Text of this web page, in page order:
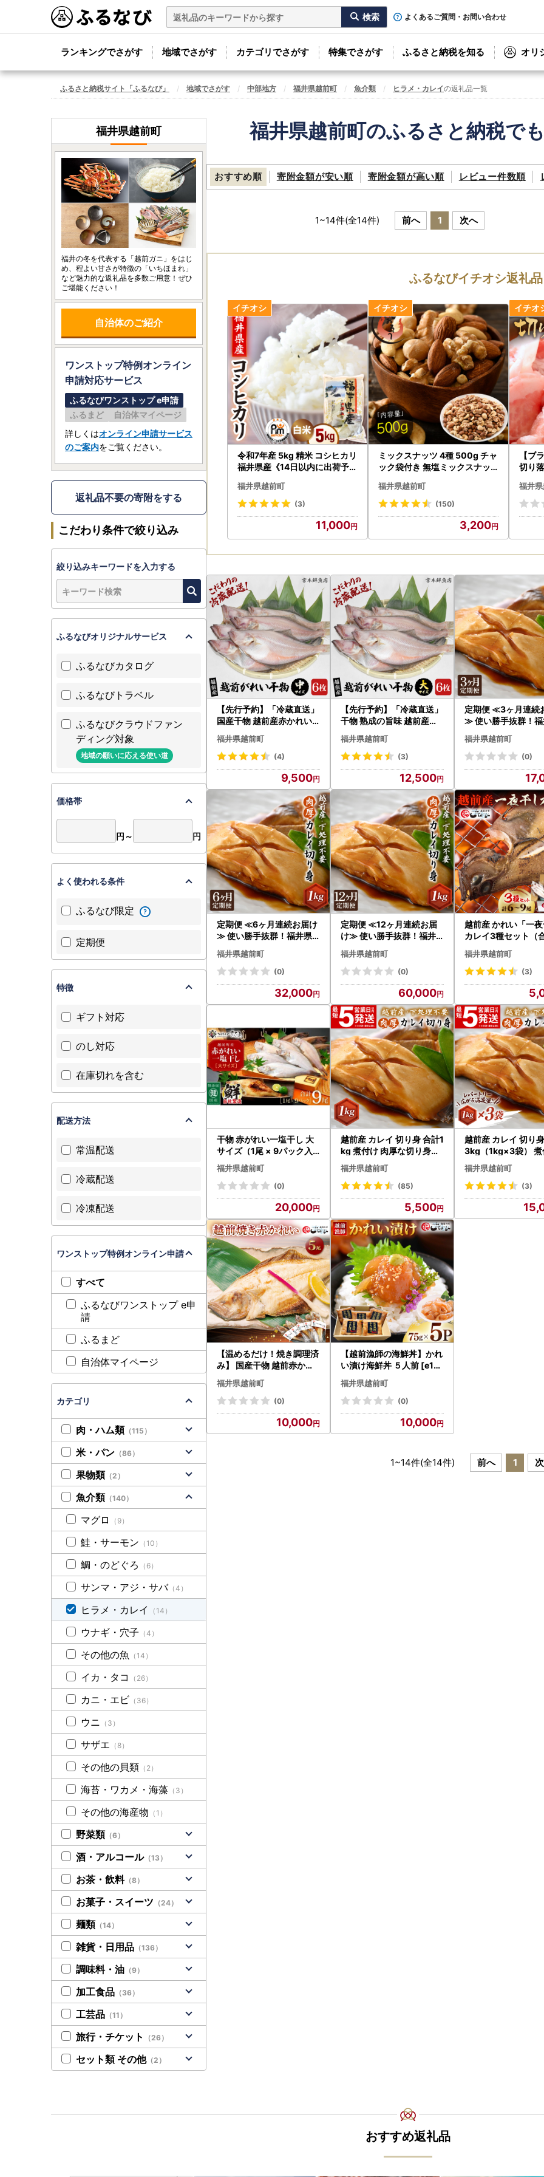
よくあるご質問・お問い合わせ
ランキングでさがす 地域でさがす カテゴリでさがす 特集でさがす ふるさと納税を知る オリ
ふるさと納税サイト「ふるなび」 地域でさがす 中部地方 福井県越前町 魚介類 ヒラメ・カレイの返礼品一覧
福井県越前町のふるさと納税で
おすすめ順 寄附金額が安い順 寄附金額が高い順 レビュー件数順
1~14件(全14件) 前へ 1 次へ
ふるなびイチオシ返礼品
令和7年産 5kg 精米 コシヒカリ
福井県産《14日以内に出荷予定
福井県越前町
(3)
11,000
ミックスナッツ 4種 500g チャ
ック袋付き 無塩ミックスナッ
福井県越前町
(150)
3,200
【ブ
切り
福井
【先行予約】「冷蔵直送」
国産干物 越前産赤かれい (
中）6枚 熟成の旨味【202
6年9月以降順次発送】 [e4
3-a005]
福井県越前町
(4)
9,500
【先行予約】「冷蔵直送」
干物 熟成の旨味 越前産赤
かれい (大）6枚【2026年
9月以降順次発送】 魚 [e4
3-a004]
福井県越前町
(3)
12,500
定期便 ≪3ヶ月連続
≫ 使い勝手抜群！
網元漁師が厳選 肉
前産カレイの切り身
）1kg × 3回 計3kg
り 焼き魚 煮付け バ
便利 [e15-a034]
福井県越前町
(0)
定期便 ≪6ヶ月連続お届け
≫ 使い勝手抜群！福井県
網元漁師が厳選 肉厚な越
前産カレイの切り身（無塩
）1kg × 6回 計6kg 【 たっ
ぷり 焼き魚 煮付け バラ凍
結便利 】 [e15-b012]
福井県越前町
(0)
32,000
定期便 ≪12ヶ月連続お届
け≫ 使い勝手抜群！福井
県網元漁師が厳選 肉厚な
越前産カレイの切り身（無
塩）1kg × 12回 計12kg 【
たっぷり 焼き魚 煮付け バ
ラ凍結便利 】 [e15-e004]
福井県越前町
(0)
60,000
越前産 かれい「一
カレイ3種セット（
～9尾）」【かれい
鰈】 [e15-a001]
福井県越前町
(3)
干物 赤がれい一塩干し 大
サイズ（1尾 × 9パック入
り）1尾約170g【カレイ か
れい ひもの 小分け 無添加
冷凍】 [e04-a090]
福井県越前町
(0)
20,000
越前産 カレイ 切り身 合計1
kg 煮付け 肉厚な切り身か
れい （無塩）【 魚 煮魚 切
身 魚の切り身 煮付け 】 [e
15-a057]
福井県越前町
(85)
5,500
越前産 カレイ 切り
3kg（1kg×3袋）
肉厚な切り身かれい
塩）【 魚 煮魚 切身
り身 煮付け 】
]
福井県越前町
(3)
【温めるだけ！焼き調理済
み】 国産干物 越前赤かれ
い 5尾 焼きカレイ 干物 干
物 干物 干物 干物 [e15-a0
06]
福井県越前町
(0)
10,000
【越前漁師の海鮮丼】かれ
い漬け海鮮丼 ５人前 [e15-
a009] 冷凍 海鮮丼 海鮮丼
の具 海鮮丼漬けカレイ
福井県越前町
(0)
10,000
1~14件(全14件) 前へ 1
福井県越前町
福井の冬を代表する「越前ガニ」をはじ
め、程よい甘さが特徴の「いちほまれ」
など魅力的な返礼品を多数ご用意！ぜひ
ご堪能ください！
自治体のご紹介
ワンストップ特例オンライン
申請対応サービス
ふるなびワンストップ e申請
ふるまど
自治体マイページ
詳しくはオンライン申請サービス
のご案内をご覧ください。
返礼品不要の寄附をする
こだわり条件で絞り込み
絞り込みキーワードを入力する
ふるなびオリジナルサービス
ふるなびカタログ
ふるなびトラベル
ふるなびクラウドファン
ディング対象
地域の願いに応える使い道
価格帯
円～ 円
よく使われる条件
ふるなび限定
定期便
特徴
ギフト対応
のし対応
在庫切れを含む
配送方法
常温配送
冷蔵配送
冷凍配送
ワンストップ特例オンライン申請
すべて
ふるなびワンストップ e申
請
ふるまど
自治体マイページ
カテゴリ
肉・ハム類 （115）
米・パン （86）
果物類 （2）
魚介類 （140）
マグロ （9）
鮭・サーモン （10）
鯛・のどぐろ （6）
サンマ・アジ・サバ（4）
ヒラメ・カレイ （14）
ウナギ・穴子 （4）
その他の魚 （14）
イカ・タコ （26）
カニ・エビ （36）
ウニ （3）
サザエ （8）
その他の貝類 （2）
海苔・ワカメ・海藻 （3）
その他の海産物 （1）
野菜類 （6）
酒・アルコール（13）
お茶・飲料（8）
お菓子・スイーツ （24）
麺類 （14）
雑貨・日用品 （136）
調味料・油 （9）
加工食品 （36）
工芸品 （11）
旅行・チケット （26）
セット類 その他（2）
おすすめ返礼品